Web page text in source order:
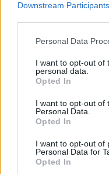
Downstream Participants
Personal Data
I want to opt-out of
personal data.
Opted In
I want to opt-out of
Personal Data.
Opted In
I want to opt-out of
Personal Data for
Opted In
olympialaisissa!
Kanada
ottelun